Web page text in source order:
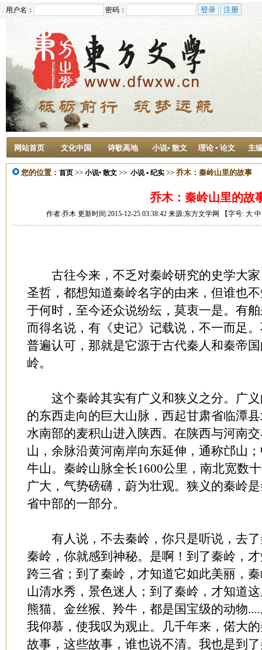
用户名： 密码：
网站首页 文化中国 诗歌高地 小说• 散文 理论 ▪ 论文 主
您的位置： 首页 >> 小说• 散文 >> 小说 ▪ 纪实 >> 乔木：秦岭山里的故事
乔木：秦岭山里的故
作者:乔木 更新时间:2015-12-25 03:38:42 来源:东方文学网 【字号: 大 中
古往今来，不乏对秦岭研究的史学大家
圣哲，都想知道秦岭名字的由来，但谁也
于何时，至今还众说纷纭，莫衷一是。有
而得名说，有《史记》记载说，不一而足
普遍认可，那就是它源于古代秦人和秦帝
岭。
这个秦岭其实有广义和狭义之分。广义
的东西走向的巨大山脉，西起甘肃省临潭
水南部的麦积山进入陕西。在陕西与河南
山，余脉沿黄河南岸向东延伸，通称邙山
牛山。秦岭山脉全长1600公里，南北宽数
广大，气势磅礴，蔚为壮观。狭义的秦岭
省中部的一部分。
有人说，不去秦岭，你只是听说，去了
秦岭，你就感到神秘。是啊！到了秦岭，
跨三省；到了秦岭，才知道它如此美丽，
山清水秀，景色迷人；到了秦岭，才知道
熊猫、金丝猴、羚牛，都是国宝级的动物
我仰慕，使我叹为观止。几千年来，偌大
故事，这些故事，谁也说不清。我也是到